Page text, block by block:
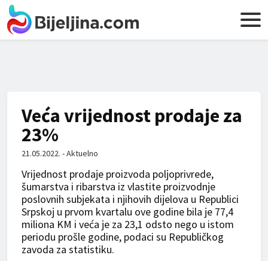
Veća vrijednost prodaje za
23%
21.05.2022. - Aktuelno
Vrijednost prodaje proizvoda poljoprivrede,
šumarstva i ribarstva iz vlastite proizvodnje
poslovnih subjekata i njihovih dijelova u Republici
Srpskoj u prvom kvartalu ove godine bila je 77,4
miliona KM i veća je za 23,1 odsto nego u istom
periodu prošle godine, podaci su Republičkog
zavoda za statistiku.